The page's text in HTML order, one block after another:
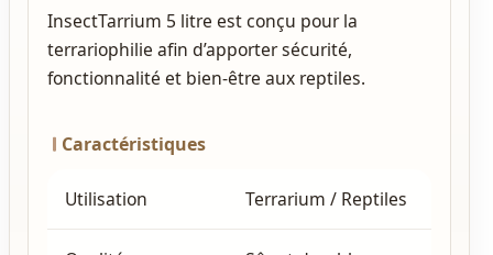
InsectTarrium 5 litre est conçu pour la
terrariophilie afin d’apporter sécurité,
fonctionnalité et bien‑être aux reptiles.
Caractéristiques
Utilisation Terrarium / Reptiles